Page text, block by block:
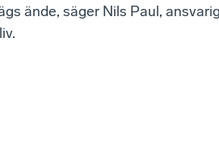
ände, säger Nils Paul,